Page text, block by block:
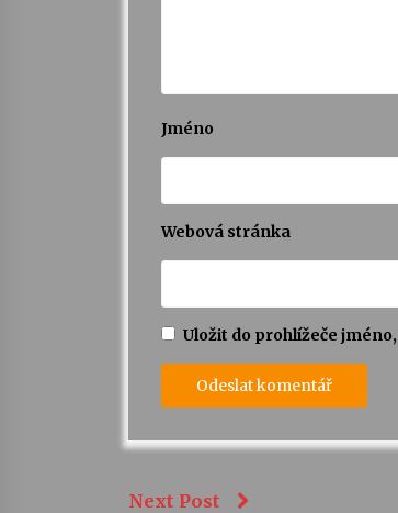
Jméno
Webová stránka
Uložit do prohlížeče
Next Post